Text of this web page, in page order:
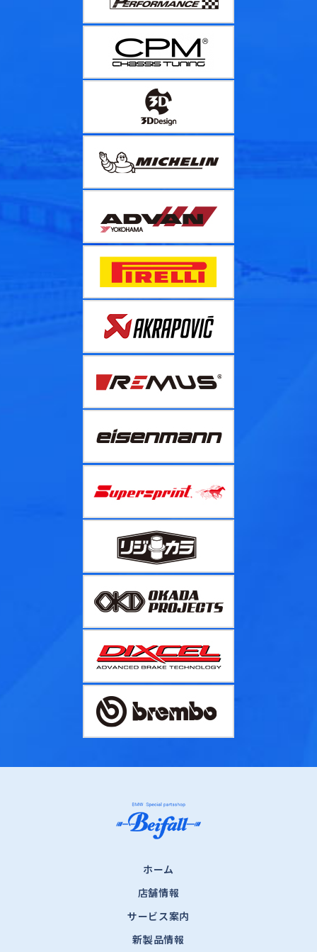
ホーム
店舗情報
サービス案内
新製品情報